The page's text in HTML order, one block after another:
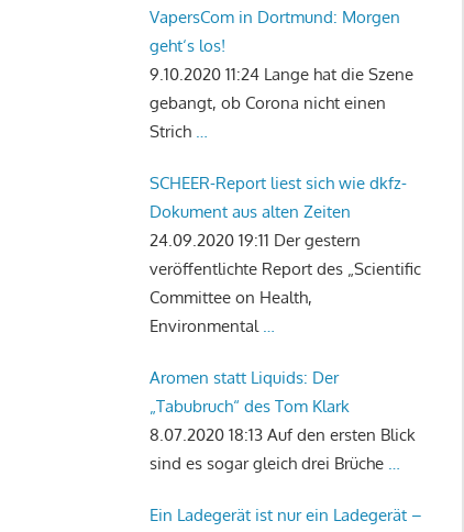
VapersCom in Dortmund: Morgen
geht‘s los!
9.10.2020 11:24 Lange hat die Szene
gebangt, ob Corona nicht einen
Strich …
SCHEER-Report liest sich wie dkfz-
Dokument aus alten Zeiten
24.09.2020 19:11 Der gestern
veröffentlichte Report des „Scientific
Committee on Health,
Environmental …
Aromen statt Liquids: Der
„Tabubruch“ des Tom Klark
8.07.2020 18:13 Auf den ersten Blick
sind es sogar gleich drei Brüche …
Ein Ladegerät ist nur ein Ladegerät –